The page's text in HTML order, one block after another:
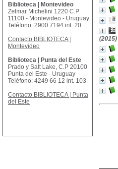
(2015)
Biblioteca | Montevideo
Zelmar Michelini 1220 C.P
11100 - Montevideo - Uruguay
Teléfono: 2900 7194 int. 20
Contacto BIBLIOTECA |
Montevideo
Biblioteca | Punta del Este
Prado y Salt Lake, C.P 20100
Punta del Este - Uruguay
Teléfono: 4249 66 12 int. 103
Contacto BIBLIOTECA | Punta
del Este